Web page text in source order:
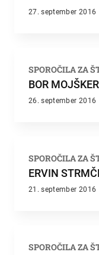
27. september 2016
SPOROČILA ZA
BOR
26. september 2016
SPOROČILA ZA
ERVIN
21. september 2016
SPOROČILA ZA